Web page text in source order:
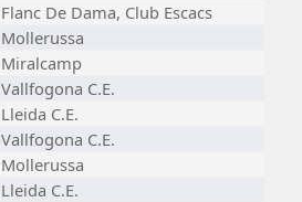
Flanc De Dama, Club Escacs
Mollerussa
Miralcamp
Vallfogona C.E.
Lleida C.E.
Vallfogona C.E.
Mollerussa
Lleida C.E.